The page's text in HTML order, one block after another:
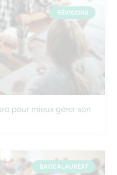
RÉVISIONS
pour mieux gérer son
BACCALAURÉAT